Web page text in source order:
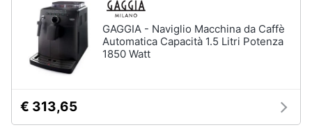
Aspirapolvere
Vaporella
Scopa
vapore
Vedi
tutti
GAGGIA - Naviglio Macchina da Caffè
Automatica Capacità 1.5 Litri Potenza
1850 Watt
€ 313,65